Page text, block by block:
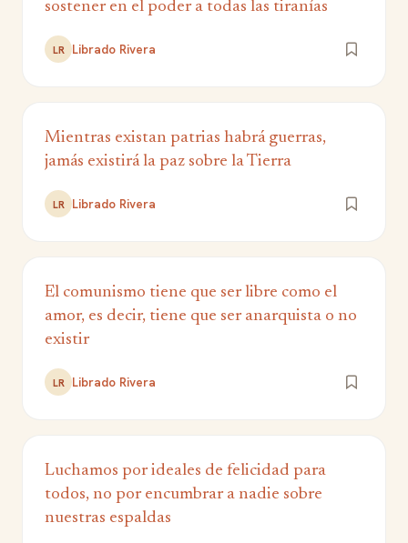
sostener en el poder a todas las tiranías
LR Librado Rivera
Mientras existan patrias habrá guerras,
jamás existirá la paz sobre la Tierra
LR Librado Rivera
El comunismo tiene que ser libre como el
amor, es decir, tiene que ser anarquista o no
existir
LR Librado Rivera
Luchamos por ideales de felicidad para
todos, no por encumbrar a nadie sobre
nuestras espaldas